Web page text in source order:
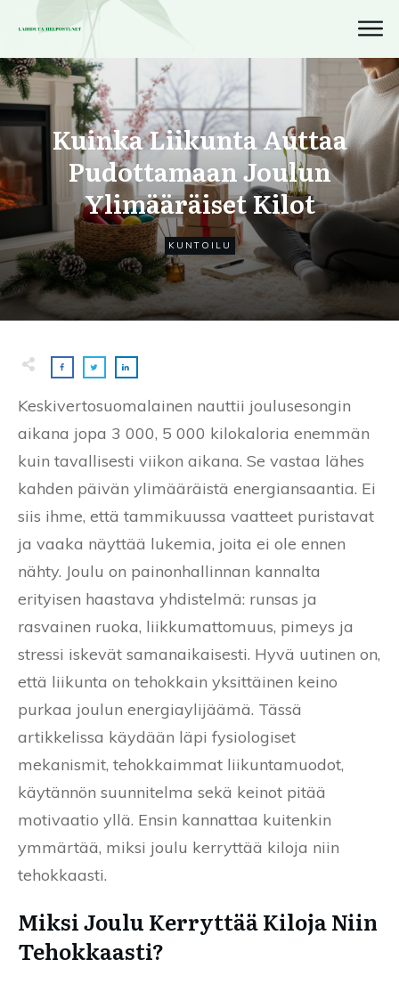
Kuinka Liikunta Auttaa
Pudottamaan Joulun
Ylimääräiset Kilot
KUNTOILU
Keskivertosuomalainen nauttii joulusesongin
aikana jopa 3 000, 5 000 kilokaloria enemmän
kuin tavallisesti viikon aikana. Se vastaa lähes
kahden päivän ylimääräistä energiansaantia. Ei
siis ihme, että tammikuussa vaatteet puristavat
ja vaaka näyttää lukemia, joita ei ole ennen
nähty. Joulu on painonhallinnan kannalta
erityisen haastava yhdistelmä: runsas ja
rasvainen ruoka, liikkumattomuus, pimeys ja
stressi iskevät samanaikaisesti. Hyvä uutinen on,
että liikunta on tehokkain yksittäinen keino
purkaa joulun energiaylijäämä. Tässä
artikkelissa käydään läpi fysiologiset
mekanismit, tehokkaimmat liikuntamuodot,
käytännön suunnitelma sekä keinot pitää
motivaatio yllä. Ensin kannattaa kuitenkin
ymmärtää, miksi joulu kerryttää kiloja niin
tehokkaasti.
Miksi Joulu Kerryttää Kiloja Niin
Tehokkaasti?